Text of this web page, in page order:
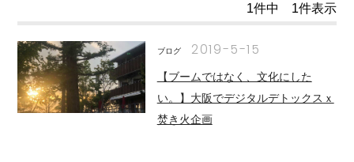
1件中 1件表示
ブログ 2019-5-15
【ブームではなく、文化にした
い。】大阪でデジタルデトックスｘ
焚き火企画